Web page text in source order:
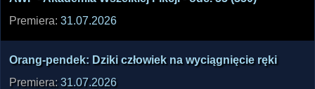
Premiera: 31.07.2026
Orang­-pend­ek: Dziki człow­iek na wycią­gnięc­ie ręki
Premiera: 31.07.2026